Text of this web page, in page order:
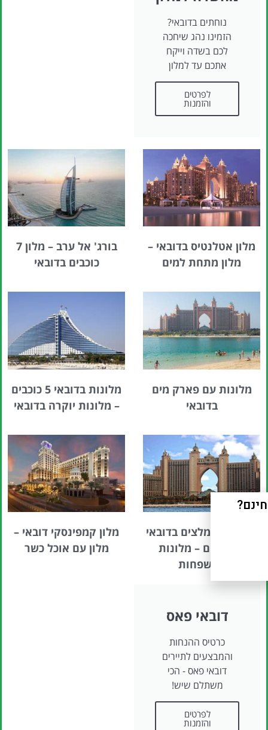
נוחתים בדובאי?
הזמינו נהג שיחכה
לכם בשדה וייקח
אתכם עד למלון
לפרטים
והזמנות
מלון אטלנטיס בדובאי –
מלון מתחת למים
בורג' אל ערב – מלון 7
כוכבים בדובאי
מלונות עם פארק מים
בדובאי
מלונות בדובאי 5 כוכבים
– מלונות יוקרה בדובאי
מלונות מומלצים בדובאי
עם ילדים – מלונות
למשפחות
מלון קמפינסקי דובאי –
מלון עם אוכל כשר
דובאי פאס
כרטיס ההנחות
והמבצעים לתיירים
דובאי פאס - הכי
משתלם שיש!
לפרטים
והזמנות